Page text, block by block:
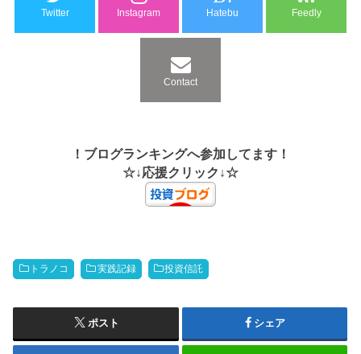
Twitter Instagram Hatebu Feedly
Contact
！ブログランキングへ参加してます！
☆↓応援クリック↓☆
トラノコ 実践記録 投資信託
ポスト シェア